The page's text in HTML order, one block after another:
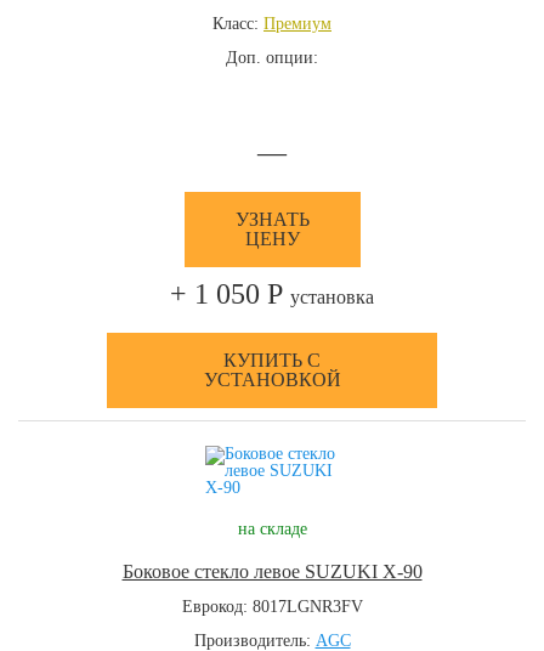
Класс: Премиум
Доп. опции:
—
УЗНАТЬ
ЦЕНУ
+ 1 050 Р установка
КУПИТЬ С
УСТАНОВКОЙ
на складе
Боковое стекло левое SUZUKI X-90
Еврокод: 8017LGNR3FV
Производитель: AGC